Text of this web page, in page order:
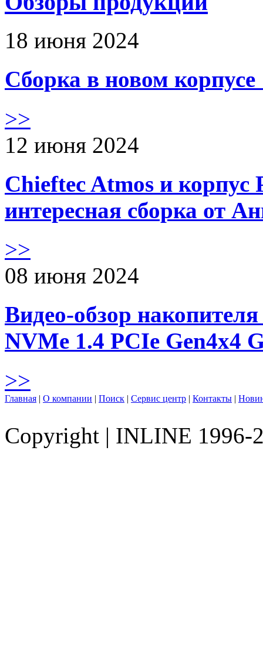
18 июня 2024
Сборка в новом
>>
12 июня 2024
Chieftec Atmos и корпус
интересная сборка от
>>
08 июня 2024
Видео-обзор
NVMe 1.4 PCIe Gen4х4
>>
Главная | О компании | Поиск | Сервис центр | Контакты |
Copyright | INLINE 1996-